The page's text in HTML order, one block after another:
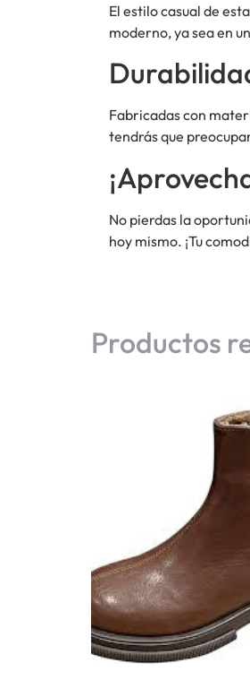
El estilo casual de
moderno, ya sea en
Fabricadas con
tendrás que
No pierdas la
hoy mismo. ¡Tu
Productos